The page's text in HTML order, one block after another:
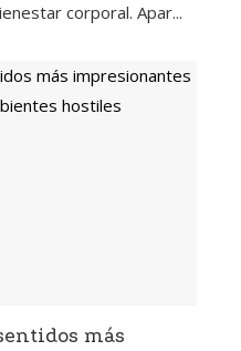
corporal. Apar...
más